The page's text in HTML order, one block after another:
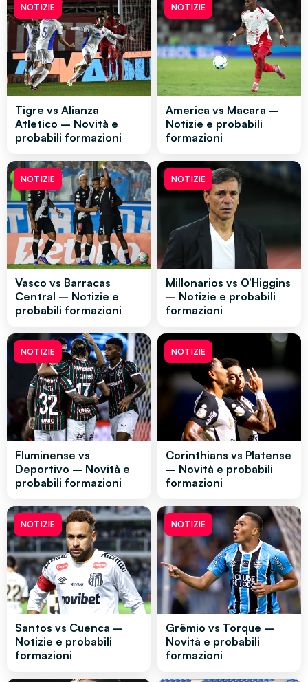
NOTIZIE
Tigre vs Alianza
Atletico – Novità e
probabili formazioni
NOTIZIE
America vs Macara –
Notizie e probabili
formazioni
NOTIZIE
Vasco vs Barracas
Central – Notizie e
probabili formazioni
NOTIZIE
Millonarios vs O’Higgins
– Notizie e probabili
formazioni
NOTIZIE
Fluminense vs
Deportivo – Novità e
probabili formazioni
NOTIZIE
Corinthians vs Platense
– Novità e probabili
formazioni
NOTIZIE
Santos vs Cuenca –
Notizie e probabili
formazioni
NOTIZIE
Grêmio vs Torque –
Novità e probabili
formazioni